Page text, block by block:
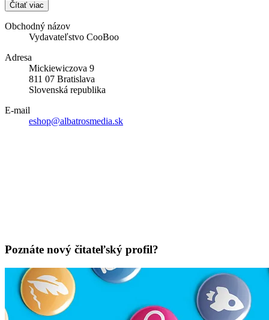
Čítať viac
Obchodný názov
Vydavateľstvo CooBoo
Adresa
Mickiewiczova 9
811 07 Bratislava
Slovenská republika
E-mail
eshop@albatrosmedia.sk
Poznáte nový čitateľský profil?